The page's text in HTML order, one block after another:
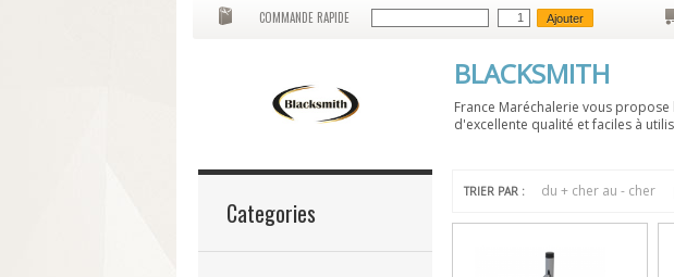
COMMANDE RAPIDE Ajouter
BLACKSMITH
France Maréchalerie vous
d'excellente qualité et faciles à
Categories
TRIER PAR : du + cher au - cher